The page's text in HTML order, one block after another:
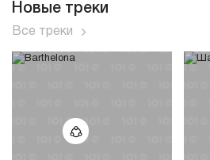
Новые треки
Все треки